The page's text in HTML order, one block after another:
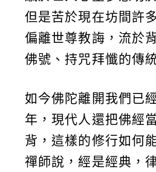
但是苦於現在坊間許
偏離世尊教誨，流於
佛號、持咒拜懺的傳
如今佛陀離開我們已
年，現代人還把佛經
背，這樣的修行如何
禪師說，經是經典，